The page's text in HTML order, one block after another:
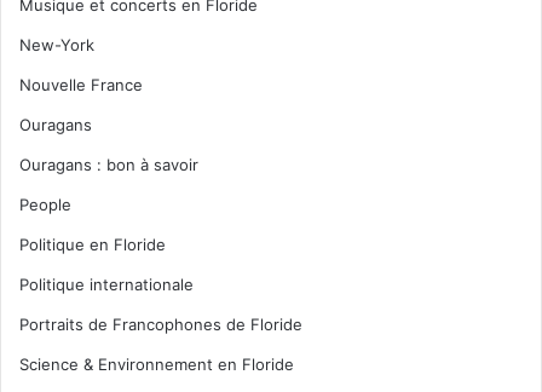
Musique et concerts en Floride
New-York
Nouvelle France
Ouragans
Ouragans : bon à savoir
People
Politique en Floride
Politique internationale
Portraits de Francophones de Floride
Science & Environnement en Floride